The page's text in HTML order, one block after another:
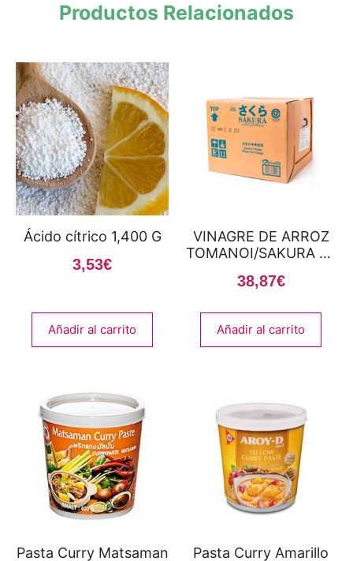
Productos Relacionados
Ácido cítrico 1,400 G
3,53€
Añadir al carrito
VINAGRE DE ARROZ
TOMANOI/SAKURA 20
38,87€
Añadir al carrito
Pasta Curry Matsaman
Pasta Curry Amarillo